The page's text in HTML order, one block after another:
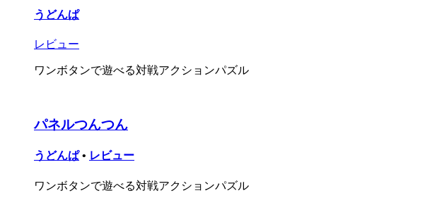
うどんぱ
レビュー
ワンボタンで遊べる対戦アクションパズル
パネルつんつん
うどんぱ • レビュー
ワンボタンで遊べる対戦アクションパズル